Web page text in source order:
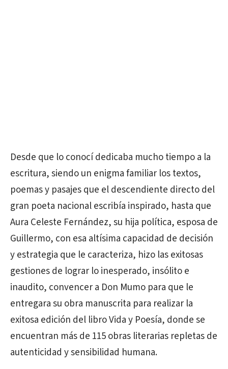
Desde que lo conocí dedicaba mucho tiempo a la
escritura, siendo un enigma familiar los textos,
poemas y pasajes que el descendiente directo del
gran poeta nacional escribía inspirado, hasta que
Aura Celeste Fernández, su hija política, esposa de
Guillermo, con esa altísima capacidad de decisión
y estrategia que le caracteriza, hizo las exitosas
gestiones de lograr lo inesperado, insólito e
inaudito, convencer a Don Mumo para que le
entregara su obra manuscrita para realizar la
exitosa edición del libro Vida y Poesía, donde se
encuentran más de 115 obras literarias repletas de
autenticidad y sensibilidad humana.